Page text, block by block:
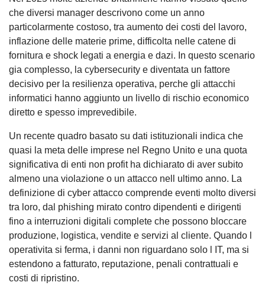
che diversi manager descrivono come un anno
particolarmente costoso, tra aumento dei costi del lavoro,
inflazione delle materie prime, difficolta nelle catene di
fornitura e shock legati a energia e dazi. In questo scenario
gia complesso, la cybersecurity e diventata un fattore
decisivo per la resilienza operativa, perche gli attacchi
informatici hanno aggiunto un livello di rischio economico
diretto e spesso imprevedibile.
Un recente quadro basato su dati istituzionali indica che
quasi la meta delle imprese nel Regno Unito e una quota
significativa di enti non profit ha dichiarato di aver subito
almeno una violazione o un attacco nell ultimo anno. La
definizione di cyber attacco comprende eventi molto diversi
tra loro, dal phishing mirato contro dipendenti e dirigenti
fino a interruzioni digitali complete che possono bloccare
produzione, logistica, vendite e servizi al cliente. Quando l
operativita si ferma, i danni non riguardano solo l IT, ma si
estendono a fatturato, reputazione, penali contrattuali e
costi di ripristino.